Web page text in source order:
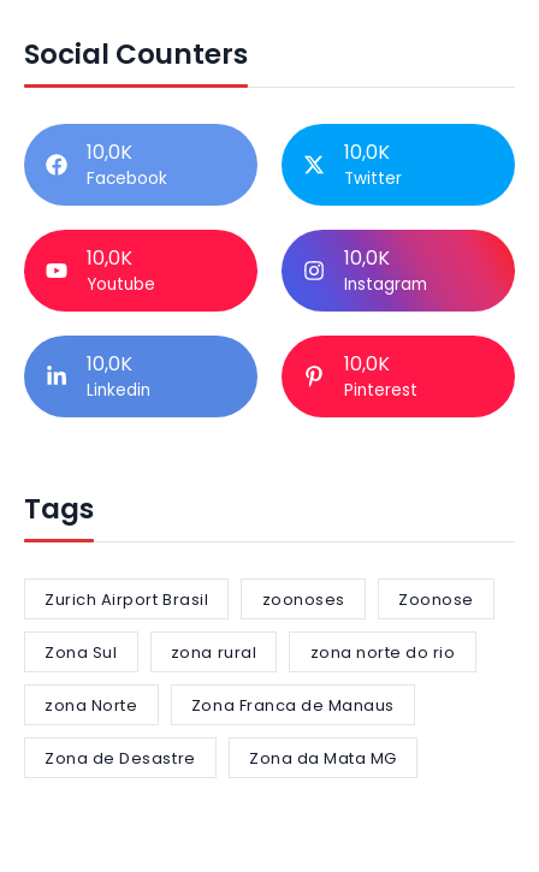
Social Counters
10,0K
Facebook
10,0K
Twitter
10,0K
Youtube
10,0K
Instagram
10,0K
Linkedin
10,0K
Pinterest
Tags
Zurich Airport Brasil zoonoses Zoonose
Zona Sul zona rural zona norte do rio
zona Norte Zona Franca de Manaus
Zona de Desastre Zona da Mata MG